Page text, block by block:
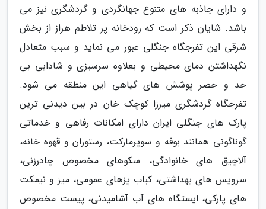
و دارای جاذبه های متنوع جهانگردی و گردشگری نیز می
باشد. شایان ذکر است که رودخانه پر تلاطم هراز از بخش
شرقی این تفرجگاه جنگلی عبور می نماید و سبب متعادل
نگهداشتن دمای محیطی و بعلاوه سرسبزی و شادابی بی
حد و حصر پوشش های گیاهی این منطقه می شود.
تفرجگاه گردشگری میرزا کوچک خان در بین دیدنی ترین
پارک های جنگلی ایران دارای امکانات رفاهی و خدماتی
گوناگونی همانند بوفه و سوپرمارکت، رستوران و قهوه خانه،
آلاچیق های خانوادگی، سکوهای مخصوص چادرزنی،
سرویس های بهداشتی، کباب پزهای عمومی، میز و نیمکت
های پارکی، ایستگاه های آب آشامیدنی، پیست مخصوص